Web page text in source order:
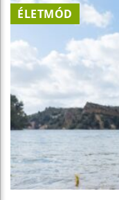
ÉLETMÓD